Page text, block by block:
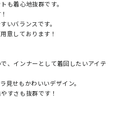
も着心地抜群です。
いバランスです。
意しております！
、インナーとして着回したいアイテ
見せもかわいいデザイン。
すさも抜群です！